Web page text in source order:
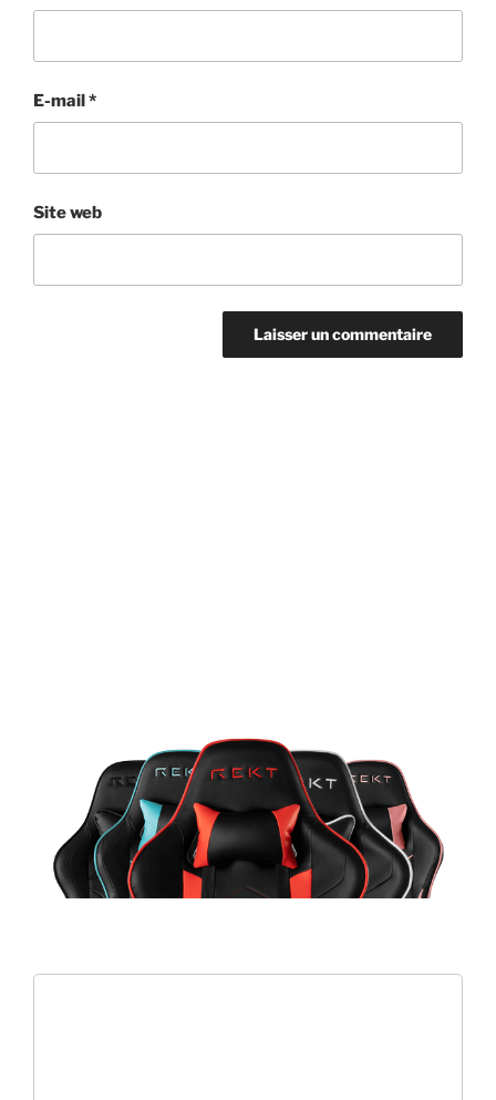
E-mail*
Site web